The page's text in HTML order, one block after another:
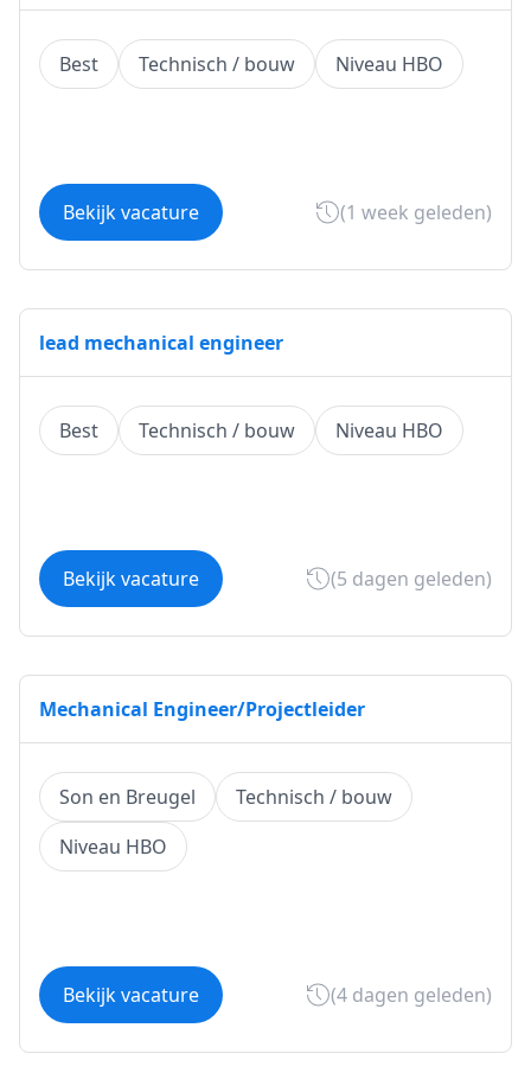
Best Technisch / bouw Niveau HBO
Bekijk vacature (1 week geleden)
lead mechanical engineer
Best Technisch / bouw Niveau HBO
Bekijk vacature (5 dagen geleden)
Mechanical Engineer/Projectleider
Son en Breugel
Technisch / bouw
Niveau HBO
Bekijk vacature (4 dagen geleden)